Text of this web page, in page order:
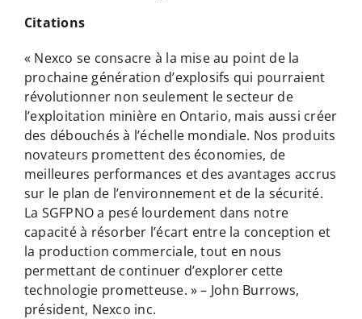
Citations
« Nexco se consacre à la mise au point de la
prochaine génération d’explosifs qui pourraient
révolutionner non seulement le secteur de
l’exploitation minière en Ontario, mais aussi créer
des débouchés à l’échelle mondiale. Nos produits
novateurs promettent des économies, de
meilleures performances et des avantages accrus
sur le plan de l’environnement et de la sécurité.
La SGFPNO a pesé lourdement dans notre
capacité à résorber l’écart entre la conception et
la production commerciale, tout en nous
permettant de continuer d’explorer cette
technologie prometteuse. » – John Burrows,
président, Nexco inc.